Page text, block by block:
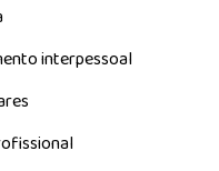
interpessoal